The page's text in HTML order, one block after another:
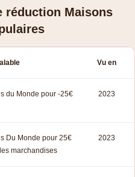
réduction Maisons
Vu en
du Monde pour -25€
2023
Du Monde pour 25€
marchandises
2023